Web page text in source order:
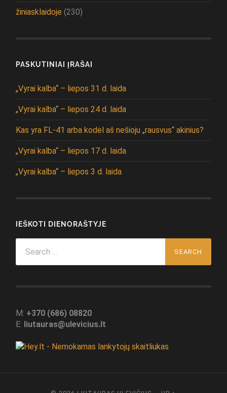
žiniasklaidoje (230)
PASKUTINIAI ĮRAŠAI
„Vyrai kalba“ – liepos 31 d. laida
„Vyrai kalba“ – liepos 24 d. laida
Kas yra FL-41 arba kodėl aš nešioju „rausvus“ akinius?
„Vyrai kalba“ – liepos 17 d. laida
„Vyrai kalba“ – liepos 3 d. laida
IEŠKOTI DIENORAŠTYJE
for:
M: +370 (686) 08820
E: liutauras@ulevicius.lt